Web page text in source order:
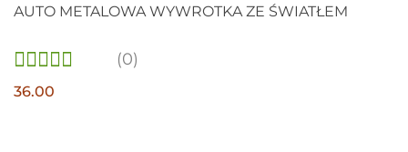
AUTO METALOWA WYWROTKA ZE ŚWIATŁEM
(0)
36.00